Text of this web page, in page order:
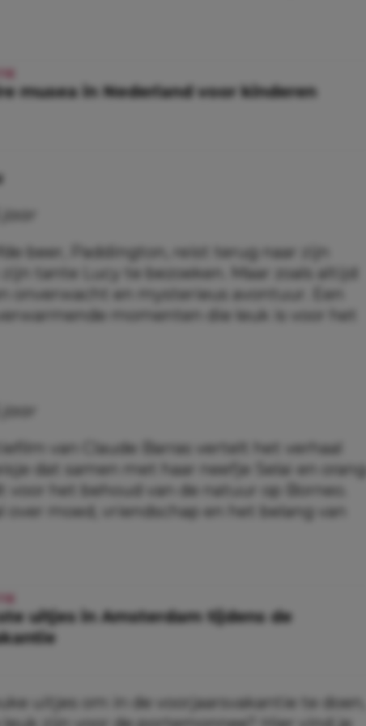
musea in Nederland voor kinderen
beer, Paddington, reist terug naar zijn
tante Lucy te bezoeken. Maar zoals altijd
onverwacht en mysterieus avontuur. Een
momenten die leuk is voor het
van Claude Barras vertelt het verhaal
dat samen met haar neefje Selaï en orang-
voor het behoud van de natuur op Borneo.
over moed, vriendschap en het belang van
uitjes in Amsterdam tijdens de
uitjes om in de voorjaarsvakantie te doen,